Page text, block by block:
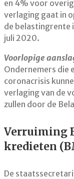
en 4% voor
verlaging gaat in
de belastingrente
juli 2020.
Voorlopige
Ondernemers die
coronacrisis
verlaging van de
zullen door de
Verruiming
kredieten
De